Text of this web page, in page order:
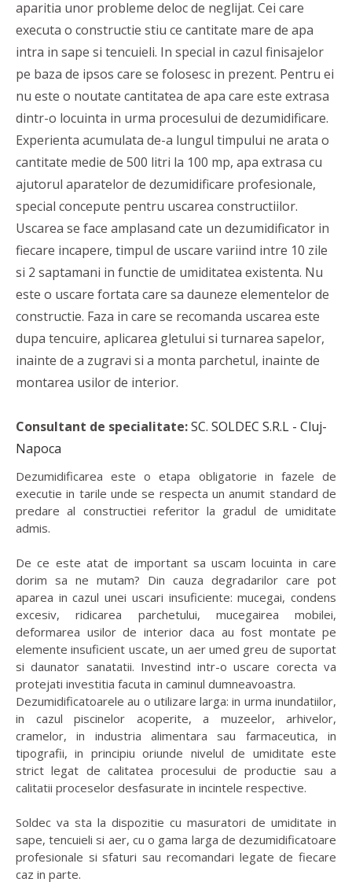
aparitia unor probleme deloc de neglijat. Cei care
executa o constructie stiu ce cantitate mare de apa
intra in sape si tencuieli. In special in cazul finisajelor
pe baza de ipsos care se folosesc in prezent. Pentru ei
nu este o noutate cantitatea de apa care este extrasa
dintr-o locuinta in urma procesului de dezumidificare.
Experienta acumulata de-a lungul timpului ne arata o
cantitate medie de 500 litri la 100 mp, apa extrasa cu
ajutorul aparatelor de dezumidificare profesionale,
special concepute pentru uscarea constructiilor.
Uscarea se face amplasand cate un dezumidificator in
fiecare incapere, timpul de uscare variind intre 10 zile
si 2 saptamani in functie de umiditatea existenta. Nu
este o uscare fortata care sa dauneze elementelor de
constructie. Faza in care se recomanda uscarea este
dupa tencuire, aplicarea gletului si turnarea sapelor,
inainte de a zugravi si a monta parchetul, inainte de
montarea usilor de interior.
Consultant de specialitate:SC. SOLDEC S.R.L - Cluj-
Napoca
Dezumidificarea este o etapa obligatorie in fazele de
executie in tarile unde se respecta un anumit standard de
predare al constructiei referitor la gradul de umiditate
admis.
De ce este atat de important sa uscam locuinta in care
dorim sa ne mutam? Din cauza degradarilor care pot
aparea in cazul unei uscari insuficiente: mucegai, condens
excesiv, ridicarea parchetului, mucegairea mobilei,
deformarea usilor de interior daca au fost montate pe
elemente insuficient uscate, un aer umed greu de suportat
si daunator sanatatii. Investind intr-o uscare corecta va
protejati investitia facuta in caminul dumneavoastra.
Dezumidificatoarele au o utilizare larga: in urma inundatiilor,
in cazul piscinelor acoperite, a muzeelor, arhivelor,
cramelor, in industria alimentara sau farmaceutica, in
tipografii, in principiu oriunde nivelul de umiditate este
strict legat de calitatea procesului de productie sau a
calitatii proceselor desfasurate in incintele respective.
Soldec va sta la dispozitie cu masuratori de umiditate in
sape, tencuieli si aer, cu o gama larga de dezumidificatoare
profesionale si sfaturi sau recomandari legate de fiecare
caz in parte.